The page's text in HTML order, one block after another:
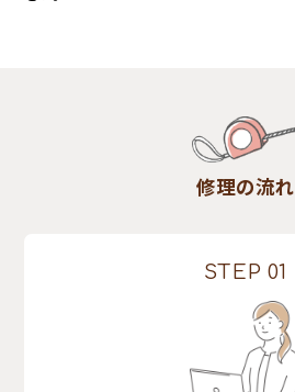
修理の流れ
STEP 01